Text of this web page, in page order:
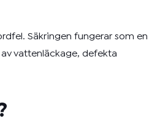
Säkringen fungerar som en
vattenläckage, defekta